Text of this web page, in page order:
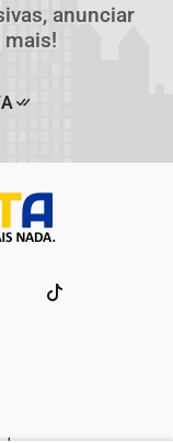
anunciar